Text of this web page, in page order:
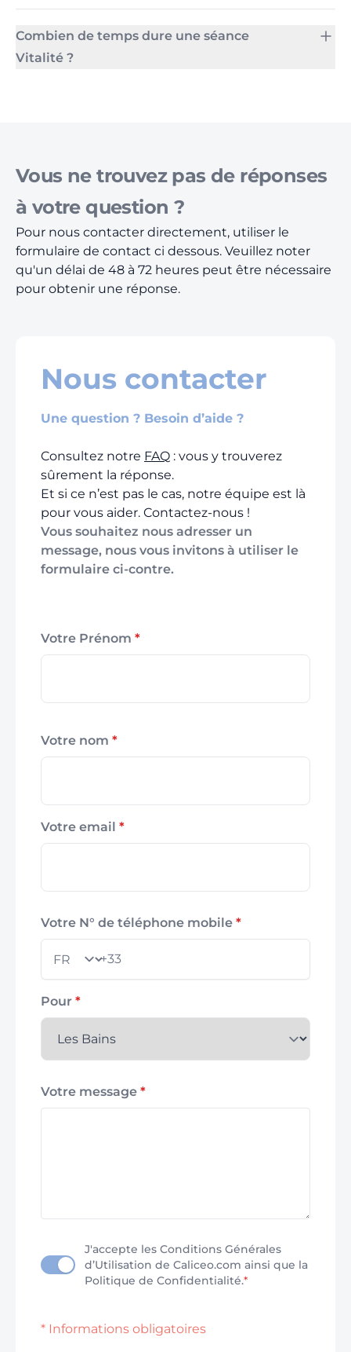
Combien de temps dure une séance
Vitalité ?
Vous ne trouvez pas de réponses
à votre question ?
Pour nous contacter directement, utiliser le
formulaire de contact ci dessous. Veuillez noter
qu'un délai de 48 à 72 heures peut être nécessaire
pour obtenir une réponse.
Nous contacter
Une question ? Besoin d’aide ?
Consultez notre FAQ : vous y trouverez
sûrement la réponse.
Et si ce n’est pas le cas, notre équipe est là
pour vous aider. Contactez-nous !
Vous souhaitez nous adresser un
message, nous vous invitons à utiliser le
formulaire ci-contre.
Votre Prénom *
Votre nom *
Votre email *
Votre N° de téléphone mobile *
Pays
+33
Pour *
Votre message *
J'accepte les Conditions Générales
d’Utilisation de Caliceo.com ainsi que la
Politique de Confidentialité.*
* Informations obligatoires